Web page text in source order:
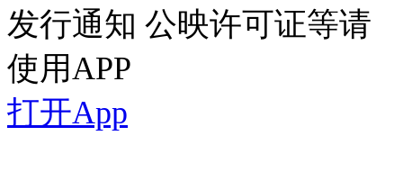
发行通知 公映许可证等请
使用APP
打开App